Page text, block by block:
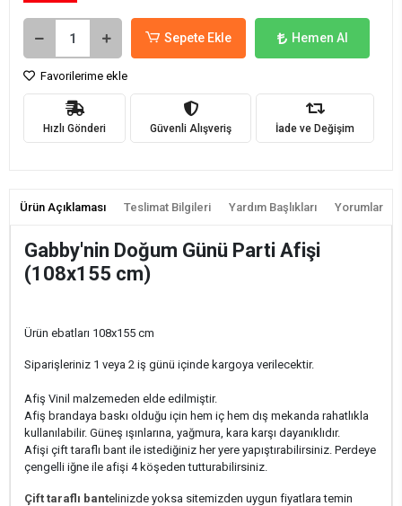
Sepete Ekle Hemen Al
Favorilerime ekle
Hızlı Gönderi Güvenli Alışveriş İade ve Değişim
Ürün Açıklaması Teslimat Bilgileri Yardım Başlıkları Yorumlar
Gabby'nin Doğum Günü Parti Afişi
(108x155 cm)
Ürün ebatları 108x155 cm
Siparişleriniz 1 veya 2 iş günü içinde kargoya verilecektir.
Afiş Vinil malzemeden elde edilmiştir.
Afiş brandaya baskı olduğu için hem iç hem dış mekanda rahatlıkla
kullanılabilir. Güneş ışınlarına, yağmura, kara karşı dayanıklıdır.
Afişi çift taraflı bant ile istediğiniz her yere yapıştırabilirsiniz. Perdeye
çengelli iğne ile afişi 4 köşeden tutturabilirsiniz.
Çift taraflı bantelinizde yoksa sitemizden uygun fiyatlara temin